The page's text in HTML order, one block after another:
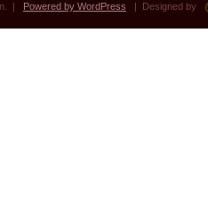
| Powered by WordPress | Designed by